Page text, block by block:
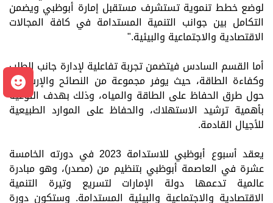
لوضع خطط تنموية تستشرف مستقبل إمارة أبوظبي ويضمن
التكامل بين جوانب التنمية المستدامة في كافة المجالات
الاقتصادية والاجتماعية والبيئية."
أما القسم السادس فيتضمن تجربة تفاعلية لإدارة جانب الطلب
وكفاءة الطاقة، حيث يوفر مجموعة من النصائح والإرشادات
حول طرق الحفاظ على الطاقة والمياه، وذلك بهدف التوعية
بأهمية ترشيد الاستهلاك، والحفاظ على الموارد الطبيعية
للأجيال القادمة.
يعقد أسبوع أبوظبي للاستدامة 2023 في دورته الخامسة
عشرة في العاصمة أبوظبي بتنظيم من (مصدر)، وهو مبادرة
عالمية تدعمها دولة الإمارات لتسريع وتيرة التنمية
الاقتصادية والاجتماعية والبيئية المستدامة. وستكون دورة